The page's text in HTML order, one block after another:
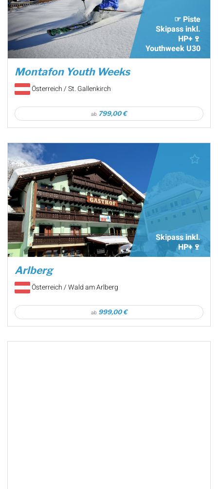
☞ Piste
Skipass inkl.
HP+🍷
Youthweek U30
Montafon Youth Weeks
Österreich / St. Gallenkirch
ab 799,00 €
Skipass inkl.
HP+🍷
Arlberg
Österreich / Wald am Arlberg
ab 999,00 €